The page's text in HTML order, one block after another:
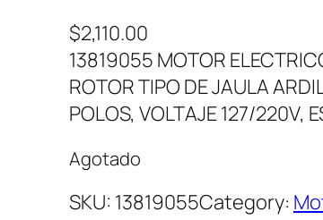
$2,110.00
13819055 MOTOR
ROTOR TIPO DE JAULA
POLOS, VOLTAJE 127/220V,
Agotado
SKU: 13819055Category: